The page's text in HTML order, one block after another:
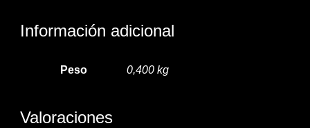
Información adicional
Peso 0,400 kg
Valoraciones